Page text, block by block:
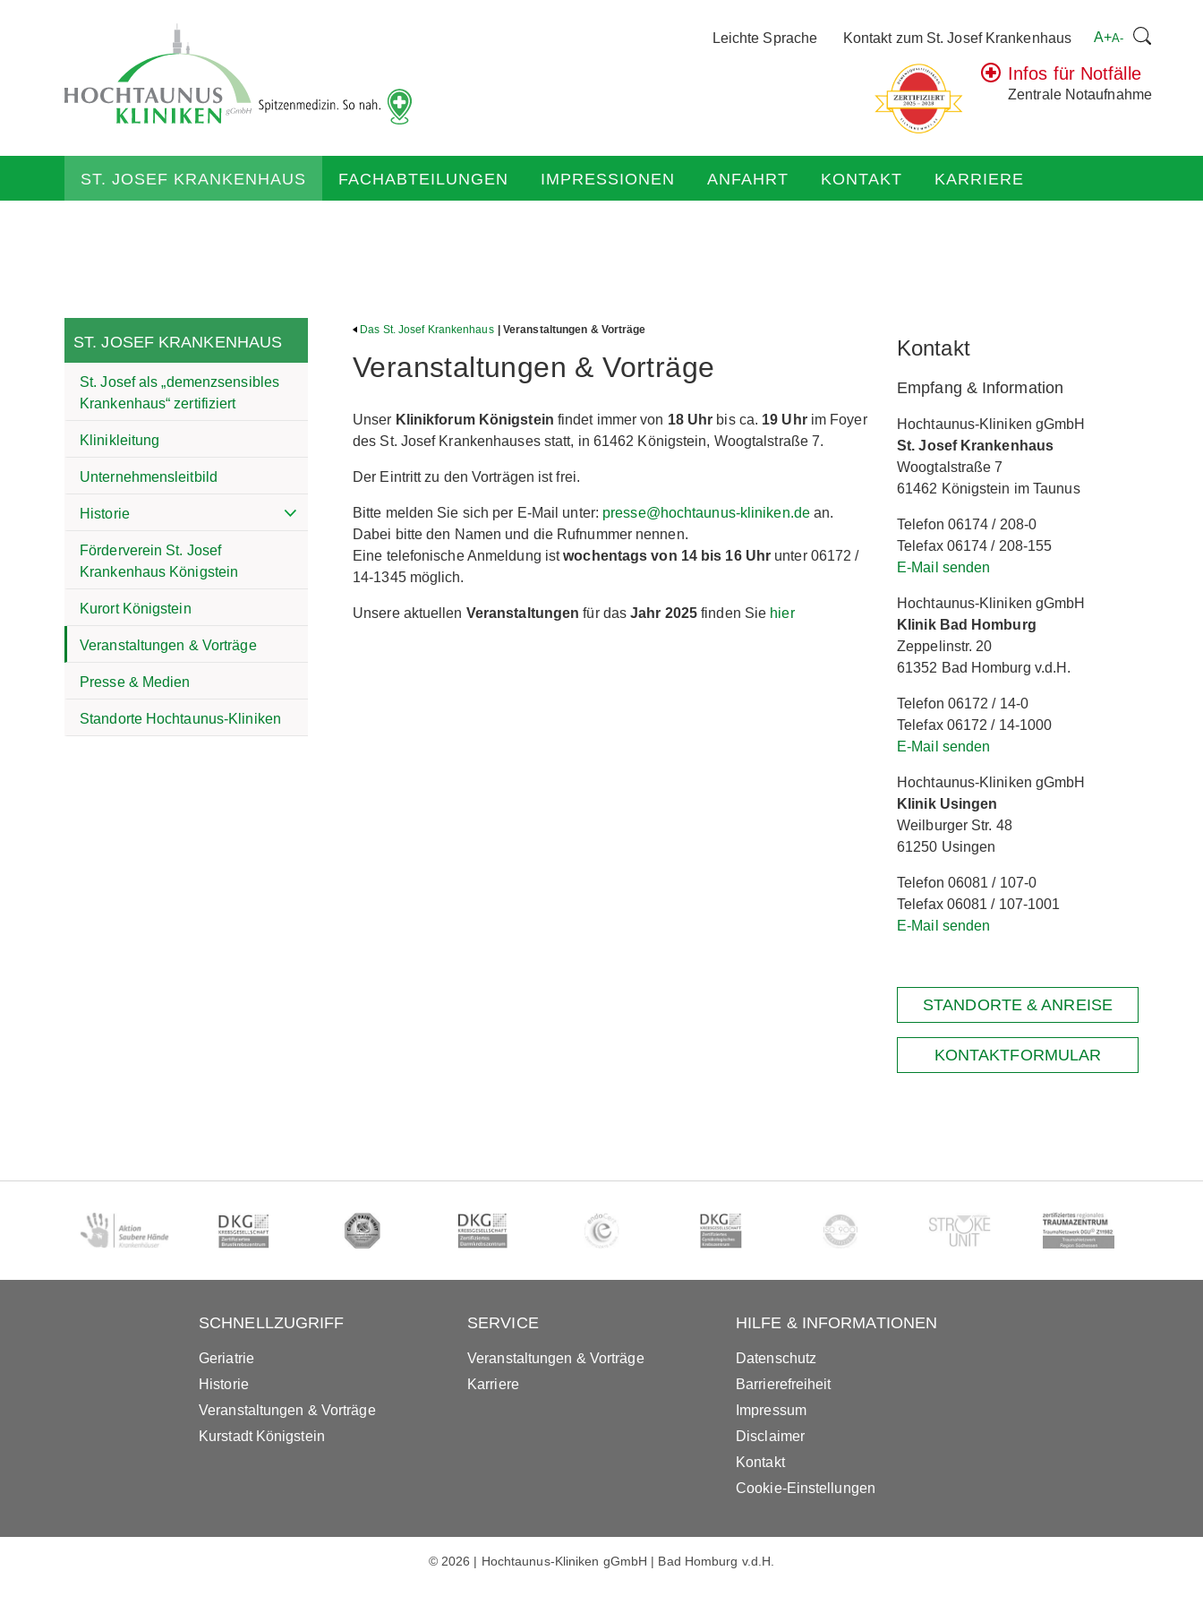
zur
Startseite
Leichte Sprache Kontakt zum St. Josef Krankenhaus A+A- Suchen
Infos für Notfälle
Zentrale Notaufnahme
ST. JOSEF KRANKENHAUS FACHABTEILUNGEN IMPRESSIONEN ANFAHRT KONTAKT KARRIERE
ST. JOSEF KRANKENHAUS
St. Josef als „demenzsensibles
Krankenhaus“ zertifiziert
Klinikleitung
Unternehmensleitbild
Historie
Förderverein St. Josef
Krankenhaus Königstein
Kurort Königstein
Veranstaltungen & Vorträge
Presse & Medien
Standorte Hochtaunus-Kliniken
Das St. Josef Krankenhaus | Veranstaltungen & Vorträge
Veranstaltungen & Vorträge
Unser Klinikforum Königstein findet immer von 18 Uhr bis ca. 19 Uhrim Foyer
des St. Josef Krankenhauses statt, in 61462 Königstein, Woogtalstraße 7.
Der Eintritt zu den Vorträgen ist frei.
Bitte melden Sie sich per E-Mail unter: presse@hochtaunus-kliniken.dean.
Dabei bitte den Namen und die Rufnummer nennen.
Eine telefonische Anmeldung istwochentags von 14 bis 16 Uhr unter 06172 /
14-1345 möglich.
Unsere aktuellen Veranstaltungen für dasJahr 2025 finden Sie hier
Kontakt
Empfang & Information
Hochtaunus-Kliniken gGmbH
St. Josef Krankenhaus
Woogtalstraße 7
61462 Königstein im Taunus
Telefon 06174 / 208-0
Telefax 06174 / 208-155
E-Mail senden
Hochtaunus-Kliniken gGmbH
Klinik Bad Homburg
Zeppelinstr. 20
61352 Bad Homburg v.d.H.
Telefon 06172 / 14-0
Telefax 06172 / 14-1000
E-Mail senden
Hochtaunus-Kliniken gGmbH
Klinik Usingen
Weilburger Str. 48
61250 Usingen
Telefon 06081 / 107-0
Telefax 06081 / 107-1001
E-Mail senden
STANDORTE & ANREISE
KONTAKTFORMULAR
SCHNELLZUGRIFF
Geriatrie
Historie
Veranstaltungen & Vorträge
Kurstadt Königstein
SERVICE
Veranstaltungen & Vorträge
Karriere
HILFE & INFORMATIONEN
Datenschutz
Barrierefreiheit
Impressum
Disclaimer
Kontakt
Cookie-Einstellungen
© 2026 | Hochtaunus-Kliniken gGmbH | Bad Homburg v.d.H.